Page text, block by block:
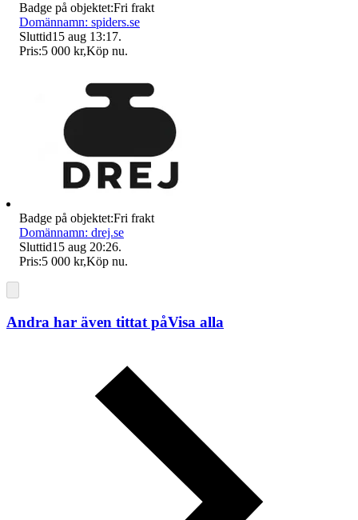
Badge på objektet:Fri frakt
Domännamn: spiders.se
Sluttid15 aug 13:17.
Pris:5 000 kr,Köp nu.
Badge på objektet:Fri frakt
Domännamn: drej.se
Sluttid15 aug 20:26.
Pris:5 000 kr,Köp nu.
Andra har även tittat påVisa alla